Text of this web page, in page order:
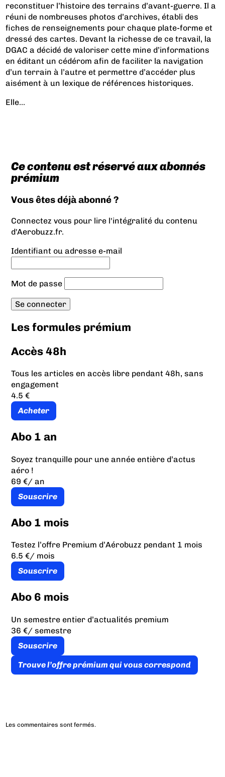
reconstituer l’histoire des terrains d’avant-guerre. Il a
réuni de nombreuses photos d’archives, établi des
fiches de renseignements pour chaque plate-forme et
dressé des cartes. Devant la richesse de ce travail, la
DGAC a décidé de valoriser cette mine d’informations
en éditant un cédérom afin de faciliter la navigation
d’un terrain à l’autre et permettre d’accéder plus
aisément à un lexique de références historiques.
Elle...
Ce contenu est réservé aux abonnés
prémium
Vous êtes déjà abonné ?
Connectez vous pour lire l'intégralité du contenu
d'Aerobuzz.fr.
Identifiant ou adresse e-mail
Mot de passe
Les formules prémium
Accès 48h
Tous les articles en accès libre pendant 48h, sans
engagement
4.5 €
Acheter
Abo 1 an
Soyez tranquille pour une année entière d’actus
aéro !
69 €/ an
Souscrire
Abo 1 mois
Testez l’offre Premium d’Aérobuzz pendant 1 mois
6.5 €/ mois
Souscrire
Abo 6 mois
Un semestre entier d’actualités premium
36 €/ semestre
Souscrire
Trouve l’offre prémium qui vous correspond
Les commentaires sont fermés.